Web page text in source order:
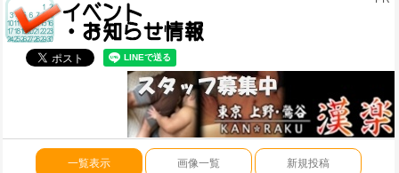
一覧表示 画像一覧 新規投稿